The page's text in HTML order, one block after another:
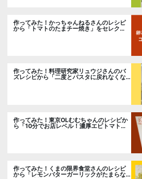
作ってみた！かっちゃんねるさんのレシピ
から「トマトのたまチー焼き」をセレク
ト。
作ってみた！料理研究家リュウジさんのバ
ズレシピから「二度とパスタに戻れなくな
作ってみた！東京OLむむちゃんのレシピか
ら「10分でお店レベル！濃厚エビトマトク
リームパスタ」に挑戦
作ってみた！くまの限界食堂さんのレシピ
から「レモンバターガーリックがたまらな